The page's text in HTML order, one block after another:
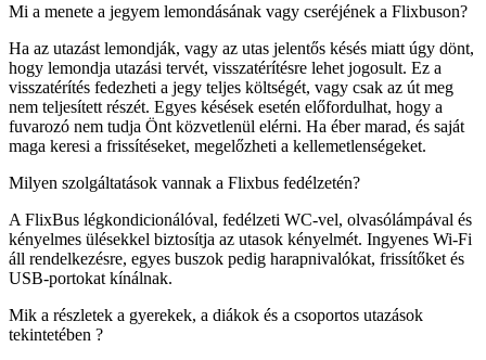
Mi a menete a jegyem lemondásának vagy cseréjének a Flixbuson?
Ha az utazást lemondják, vagy az utas jelentős késés miatt úgy dönt,
hogy lemondja utazási tervét, visszatérítésre lehet jogosult. Ez a
visszatérítés fedezheti a jegy teljes költségét, vagy csak az út meg
nem teljesített részét. Egyes késések esetén előfordulhat, hogy a
fuvarozó nem tudja Önt közvetlenül elérni. Ha éber marad, és saját
maga keresi a frissítéseket, megelőzheti a kellemetlenségeket.
Milyen szolgáltatások vannak a Flixbus fedélzetén?
A FlixBus légkondicionálóval, fedélzeti WC-vel, olvasólámpával és
kényelmes ülésekkel biztosítja az utasok kényelmét. Ingyenes Wi-Fi
áll rendelkezésre, egyes buszok pedig harapnivalókat, frissítőket és
USB-portokat kínálnak.
Mik a részletek a gyerekek, a diákok és a csoportos utazások
tekintetében ?